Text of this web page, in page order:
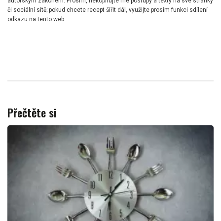
či sociální sítě; pokud chcete recept šířit dál, využijte prosím funkci sdílení
odkazu na tento web.
Přečtěte si